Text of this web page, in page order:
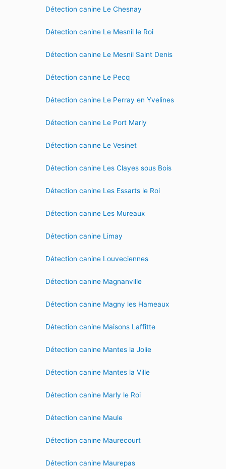
Détection canine Le Chesnay
Détection canine Le Mesnil le Roi
Détection canine Le Mesnil Saint Denis
Détection canine Le Pecq
Détection canine Le Perray en Yvelines
Détection canine Le Port Marly
Détection canine Le Vesinet
Détection canine Les Clayes sous Bois
Détection canine Les Essarts le Roi
Détection canine Les Mureaux
Détection canine Limay
Détection canine Louveciennes
Détection canine Magnanville
Détection canine Magny les Hameaux
Détection canine Maisons Laffitte
Détection canine Mantes la Jolie
Détection canine Mantes la Ville
Détection canine Marly le Roi
Détection canine Maule
Détection canine Maurecourt
Détection canine Maurepas